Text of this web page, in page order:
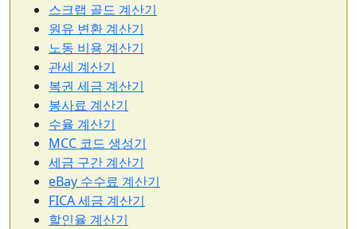
스크랩 골드 계산기
원유 변환 계산기
노동 비용 계산기
관세 계산기
복권 세금 계산기
봉사료 계산기
수율 계산기
MCC 코드 생성기
세금 구간 계산기
eBay 수수료 계산기
FICA 세금 계산기
할인율 계산기